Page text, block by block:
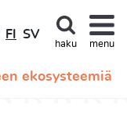
ekosysteemiä
FI SV
haku menu